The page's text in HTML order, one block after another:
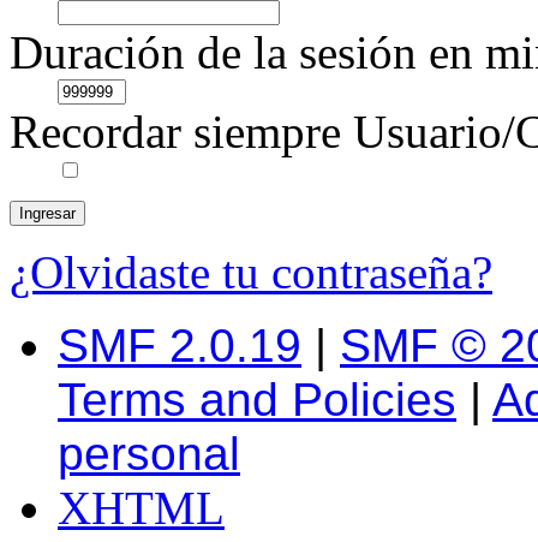
Duración de la sesión en
Recordar siempre Usuario/
¿Olvidaste tu contraseña?
SMF 2.0.19 | SMF ©
Terms and Policies |
personal
XHTML